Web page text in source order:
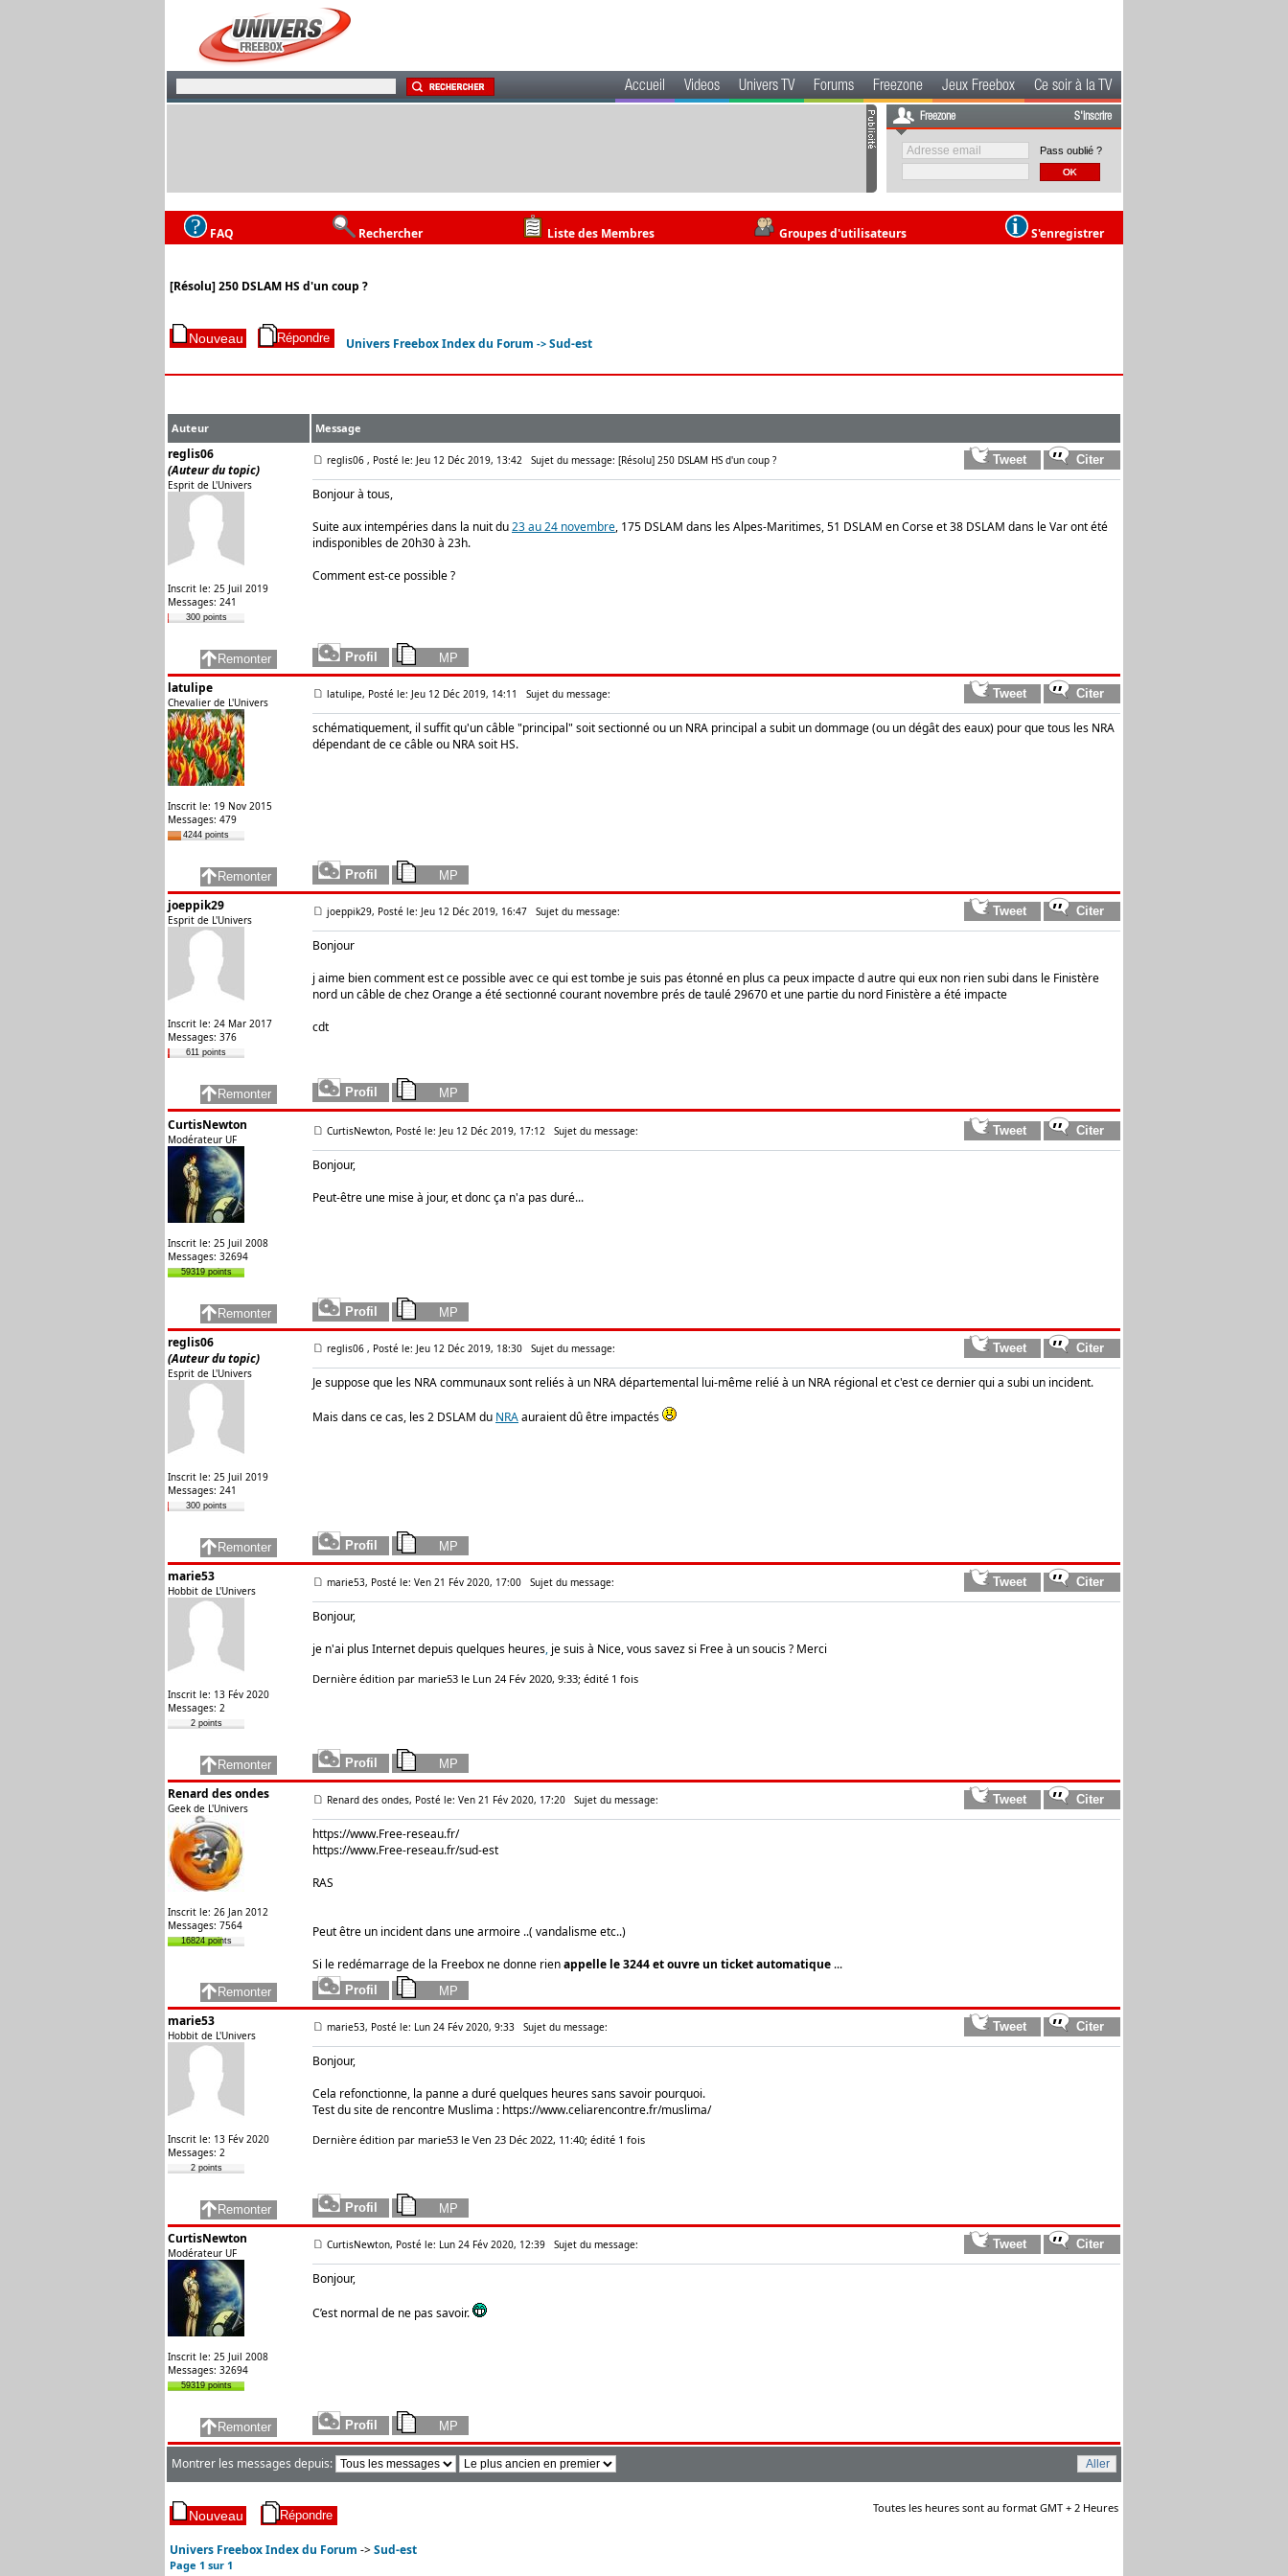
Accueil Videos Univers TV Forums Freezone Jeux Freebox Ce soir à la TV
Freezone S'inscrire
Pass oublié ?
FAQ Rechercher Liste des Membres Groupes d'utilisateurs S'enregistrer
[Résolu] 250 DSLAM HS d'un coup ?
Univers Freebox Index du Forum -> Sud-est
Auteur Message
reglis06
(Auteur du topic)
Esprit de L'Univers
Inscrit le: 25 Juil 2019
Messages: 241
300 points
reglis06 , Posté le: Jeu 12 Déc 2019, 13:42 Sujet du message: [Résolu] 250 DSLAM HS d'un coup ?
Bonjour à tous,
Suite aux intempéries dans la nuit du23 au 24 novembre, 175 DSLAM dans les Alpes-Maritimes, 51 DSLAM en Corse et 38 DSLAM dans le Var ont été
indisponibles de 20h30 à 23h.
Comment est-ce possible ?
latulipe
Chevalier de L'Univers
Inscrit le: 19 Nov 2015
Messages: 479
4244 points
latulipe, Posté le: Jeu 12 Déc 2019, 14:11 Sujet du message:
schématiquement, il suffit qu'un câble "principal" soit sectionné ou un NRA principal a subit un dommage (ou un dégât des eaux) pour que tous les NRA
dépendant de ce câble ou NRA soit HS.
joeppik29
Esprit de L'Univers
Inscrit le: 24 Mar 2017
Messages: 376
611 points
joeppik29, Posté le: Jeu 12 Déc 2019, 16:47 Sujet du message:
Bonjour
j aime bien comment est ce possible avec ce qui est tombe je suis pas étonné en plus ca peux impacte d autre qui eux non rien subi dans le Finistère
nord un câble de chez Orange a été sectionné courant novembre prés de taulé 29670 et une partie du nord Finistère a été impacte
cdt
CurtisNewton
Modérateur UF
Inscrit le: 25 Juil 2008
Messages: 32694
59319 points
CurtisNewton, Posté le: Jeu 12 Déc 2019, 17:12 Sujet du message:
Bonjour,
Peut-être une mise à jour, et donc ça n'a pas duré...
reglis06
(Auteur du topic)
Esprit de L'Univers
Inscrit le: 25 Juil 2019
Messages: 241
300 points
reglis06 , Posté le: Jeu 12 Déc 2019, 18:30 Sujet du message:
Je suppose que les NRA communaux sont reliés à un NRA départemental lui-même relié à un NRA régional et c'est ce dernier qui a subi un incident.
Mais dans ce cas, les 2 DSLAM du NRAauraient dû être impactés
marie53
Hobbit de L'Univers
Inscrit le: 13 Fév 2020
Messages: 2
2 points
marie53, Posté le: Ven 21 Fév 2020, 17:00 Sujet du message:
Bonjour,
je n'ai plus Internet depuis quelques heures, je suis à Nice, vous savez si Free à un soucis ? Merci
Dernière édition par marie53 le Lun 24 Fév 2020, 9:33; édité 1 fois
Renard des ondes
Geek de L'Univers
Inscrit le: 26 Jan 2012
Messages: 7564
16824 points
Renard des ondes, Posté le: Ven 21 Fév 2020, 17:20 Sujet du message:
https://www.Free-reseau.fr/
https://www.Free-reseau.fr/sud-est
RAS
Peut être un incident dans une armoire ..( vandalisme etc..)
Si le redémarrage de la Freebox ne donne rienappelle le 3244 et ouvre un ticket automatique ...
marie53
Hobbit de L'Univers
Inscrit le: 13 Fév 2020
Messages: 2
2 points
marie53, Posté le: Lun 24 Fév 2020, 9:33 Sujet du message:
Bonjour,
Cela refonctionne, la panne a duré quelques heures sans savoir pourquoi.
Test du site de rencontre Muslima : https://www.celiarencontre.fr/muslima/
Dernière édition par marie53 le Ven 23 Déc 2022, 11:40; édité 1 fois
CurtisNewton
Modérateur UF
Inscrit le: 25 Juil 2008
Messages: 32694
59319 points
CurtisNewton, Posté le: Lun 24 Fév 2020, 12:39 Sujet du message:
Bonjour,
C’est normal de ne pas savoir.
Montrer les messages depuis:
Univers Freebox Index du Forum ->Sud-est
Page 1 sur 1
Toutes les heures sont au format GMT + 2 Heures